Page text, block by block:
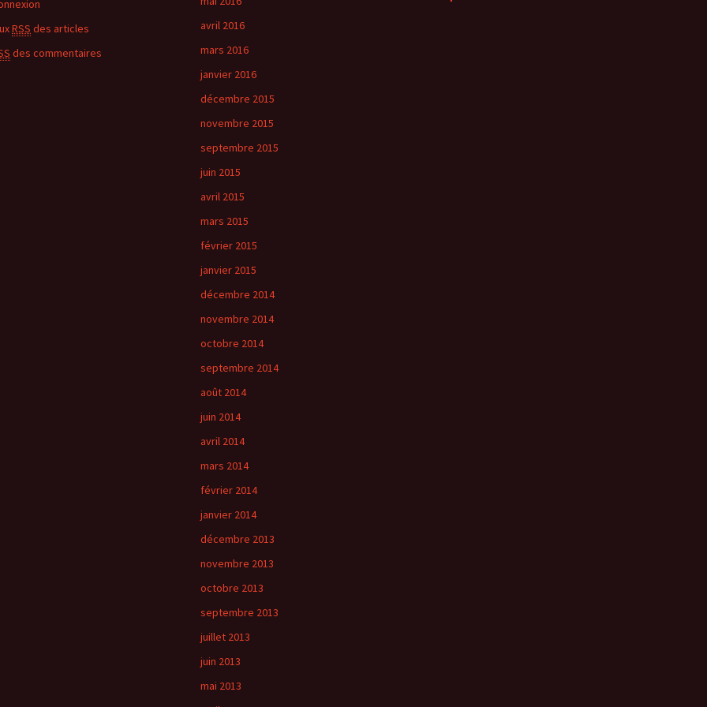
avril 2016
mars 2016
janvier 2016
décembre 2015
novembre 2015
septembre 2015
juin 2015
avril 2015
mars 2015
février 2015
janvier 2015
décembre 2014
novembre 2014
octobre 2014
septembre 2014
août 2014
juin 2014
avril 2014
mars 2014
février 2014
janvier 2014
décembre 2013
novembre 2013
octobre 2013
septembre 2013
juillet 2013
juin 2013
mai 2013
RSS des articles
des commentaires